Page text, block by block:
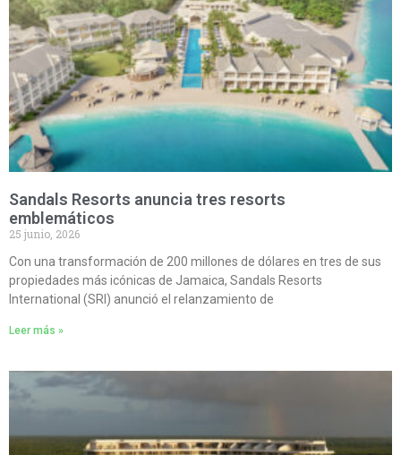
Sandals Resorts anuncia tres resorts
emblemáticos
25 junio, 2026
Con una transformación de 200 millones de dólares en tres de sus
propiedades más icónicas de Jamaica, Sandals Resorts
International (SRI) anunció el relanzamiento de
Leer más »